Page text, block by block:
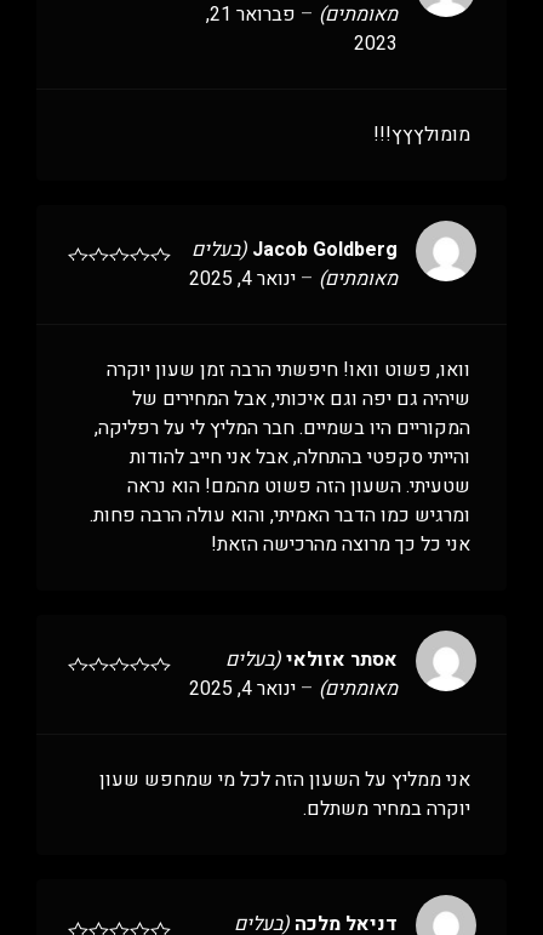
מאומתים) –
פברואר 21,
2023
מומולץץץ!!!
Jacob Goldberg (בעלים
מאומתים) – ינואר 4, 2025
וואו, פשוט וואו! חיפשתי הרבה זמן שעון יוקרה
שיהיה גם יפה וגם איכותי, אבל המחירים של
המקוריים היו בשמיים. חבר המליץ לי על רפליקה,
והייתי סקפטי בהתחלה, אבל אני חייב להודות
שטעיתי. השעון הזה פשוט מהמם! הוא נראה
ומרגיש כמו הדבר האמיתי, והוא עולה הרבה פחות.
אני כל כך מרוצה מהרכישה הזאת!
אסתר אזולאי(בעלים
מאומתים) – ינואר 4, 2025
אני ממליץ על השעון הזה לכל מי שמחפש שעון
יוקרה במחיר משתלם.
דניאל מלכה (בעלים